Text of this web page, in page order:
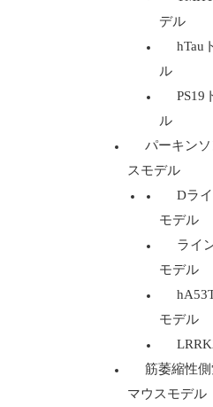
デル
hTau
ル
PS19
ル
パーキン
スモデル
Dラ
モデル
ライ
モデル
モデル
筋萎縮性
マウスモデル